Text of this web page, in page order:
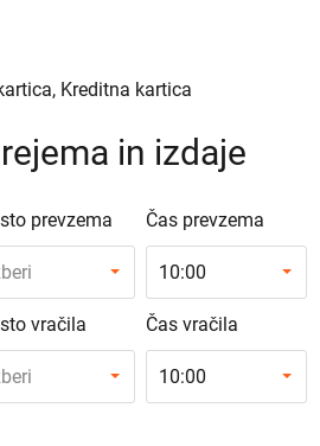
Kreditna kartica
in izdaje
prevzema Čas prevzema
10:00
vračila Čas vračila
10:00